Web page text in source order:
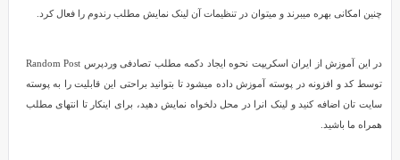
چنین امکانی بهره میبرند و میتوان در تنظیمات آن لینک نمایش مطلب رندوم را فعال کرد.
در این آموزش از ایران اسکریپت نحوه ایجاد دکمه مطلب تصادفی وردپرس Random Post
توسط کد و افزونه در پوسته آموزش داده میشود تا بتوانید براحتی این قابلیت را به پوسته
سایت تان اضافه کنید و لینک انرا در محل دلخواه نمایش دهید، برای اینکار تا انتهای مطلب
همراه ما باشید.